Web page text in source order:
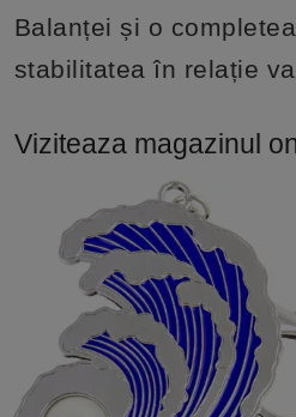
Balanței și o
stabilitatea în relație
Viziteaza magazinul